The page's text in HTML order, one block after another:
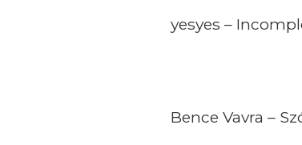
yesyes –
Bence Vavra –